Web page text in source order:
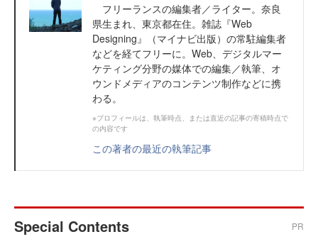
フリーランスの編集者／ライター。奈良
県生まれ、東京都在住。雑誌『Web
Designing』（マイナビ出版）の常駐編集者
などを経てフリーに。Web、デジタルマー
ケティング分野の媒体での編集／執筆、オ
ウンドメディアのコンテンツ制作などに携
わる。
※プロフィールは、執筆時点、または直近の記事の寄稿時点で
の内容です
この著者の最近の執筆記事
Special Contents PR